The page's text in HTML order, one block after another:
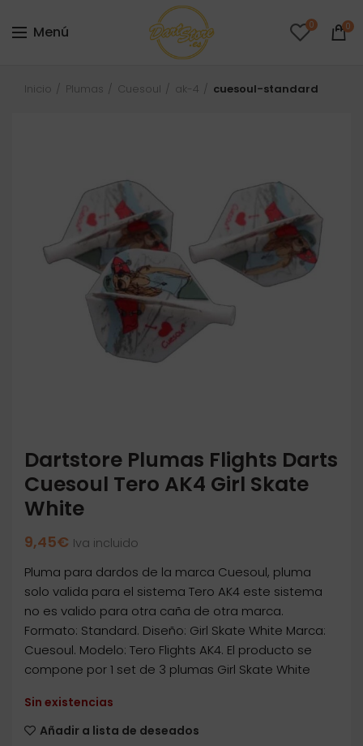
Menú 0 0
Inicio Plumas Cuesoul ak-4 cuesoul-standard
Dartstore Plumas Flights Darts
Cuesoul Tero AK4 Girl Skate
White
9,45€ Iva incluido
Pluma para dardos de la marca Cuesoul, pluma
solo valida para el sistema Tero AK4 este sistema
no es valido para otra caña de otra marca.
Formato: Standard. Diseño: Girl Skate White Marca:
Cuesoul. Modelo: Tero Flights AK4. El producto se
compone por 1 set de 3 plumas Girl Skate White
Sin existencias
Añadir a lista de deseados